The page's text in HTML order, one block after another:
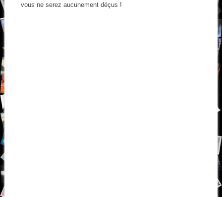
vous ne serez aucunement déçus !